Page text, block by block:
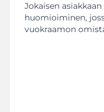
Jokaisen
huomioiminen,
vuokraamon